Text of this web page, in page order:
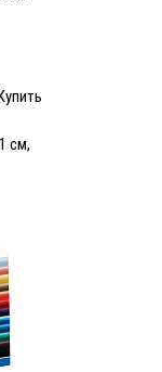
см,